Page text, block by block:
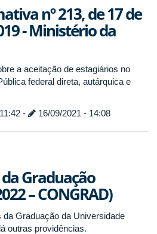
nº 213, de 17 de
- Ministério da
a aceitação de estagiários no
federal direta, autárquica e
- 16/09/2021 - 14:08
Graduação
– CONGRAD)
Graduação da Universidade
outras providências.